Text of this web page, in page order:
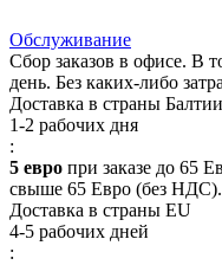
Обслуживание
Сбор заказов в офисе. В
день. Без каких-либо
Доставка в страны
1-2 рабочих дня
:
5 евро при заказе до 65
свыше 65 Евро (без НДС).
Доставка в страны EU
4-5 рабочих дней
: